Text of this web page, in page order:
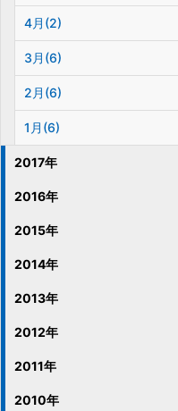
4月(2)
3月(6)
2月(6)
1月(6)
2017年
2016年
2015年
2014年
2013年
2012年
2011年
2010年